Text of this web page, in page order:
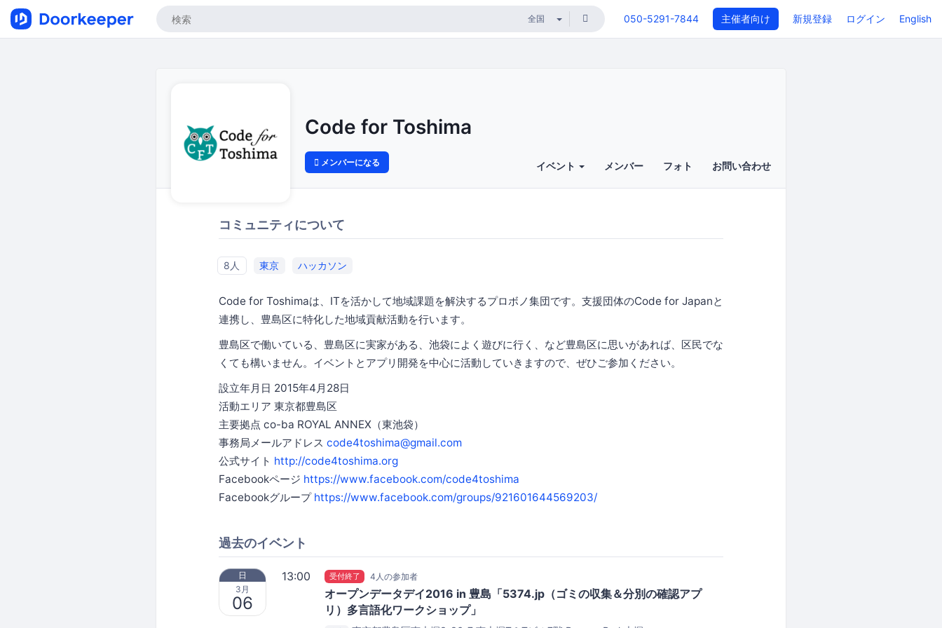
050-5291-7844 主催者向け 新規登録 ログイン English
Code for Toshima
メンバーになる イベント メンバー フォト お問い合わせ
コミュニティについて
8人 東京 ハッカソン
Code for Toshimaは、ITを活かして地域課題を解決するプロボノ集団です。支援団体のCode for Japanと
連携し、豊島区に特化した地域貢献活動を行います。
豊島区で働いている、豊島区に実家がある、池袋によく遊びに行く、など豊島区に思いがあれば、区民でな
くても構いません。イベントとアプリ開発を中心に活動していきますので、ぜひご参加ください。
設立年月日 2015年4月28日
活動エリア 東京都豊島区
主要拠点 co-ba ROYAL ANNEX（東池袋）
事務局メールアドレス code4toshima@gmail.com
公式サイト http://code4toshima.org
Facebookページ https://www.facebook.com/code4toshima
Facebookグループ https://www.facebook.com/groups/921601644569203/
過去のイベント
日
3月
06
13:00 受付終了 4人の参加者
オープンデータデイ2016 in 豊島「5374.jp（ゴミの収集＆分別の確認アプ
リ）多言語化ワークショップ」